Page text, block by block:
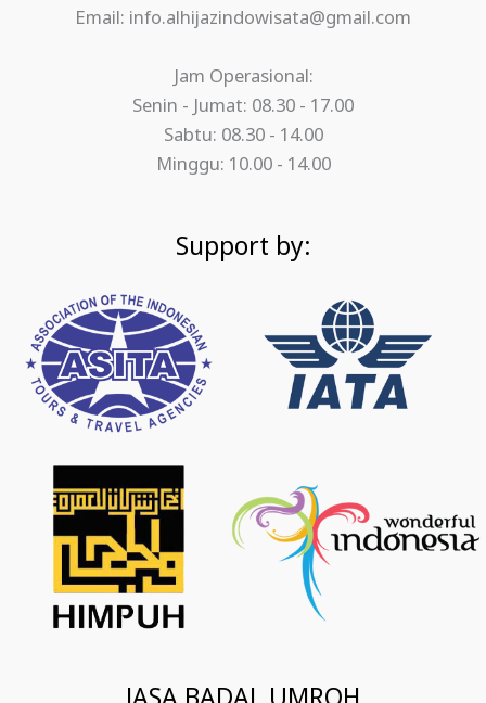
Email: info.alhijazindowisata@gmail.com
Jam Operasional:
Senin - Jumat: 08.30 - 17.00
Sabtu: 08.30 - 14.00
Minggu: 10.00 - 14.00
Support by: